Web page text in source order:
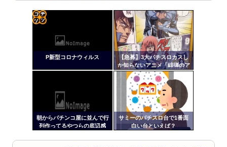
【画像】ペプシコーラ社、「こういうのでいいんだよ」
な新商品を発売
P新型コロナウィルス
【急募】3大パチスロカスし
か知らないアニメ「緋弾のア
リア」「百花繚乱サムライガ
ールズ」
朝からパチンコ屋に並んで行
列作ってるやつらの底辺感
サミーのパチスロ台で1番面
白い台といえば？
更新
ツー